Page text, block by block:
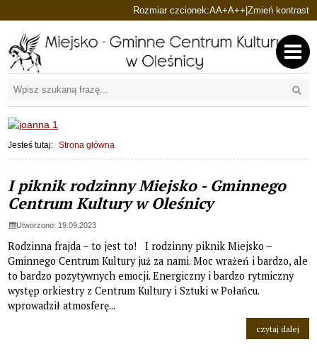
Przejdź do wyszukiwarki
Rozmiar czcionek:Ustaw domyślną czcionkę
AUstaw większą czcionkę
A+Ustaw największą
A++ Zmień kontrast
«
1
Jesteś tutaj: Strona główna
Strona główna
Aktualności, strona 28 z 32
I piknik rodzinny Miejsko - Gminnego
Centrum Kultury w Oleśnicy
Utworzono: 19.09.2023
Rodzinna frajda – to jest to! I rodzinny piknik Miejsko –
Gminnego Centrum Kultury już za nami. Moc wrażeń i bardzo, ale
to bardzo pozytywnych emocji. Energiczny i bardzo rytmiczny
występ orkiestry z Centrum Kultury i Sztuki w Połańcu.
wprowadził atmosferę...
czytaj dalejna